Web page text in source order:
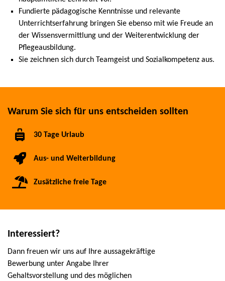
Fundierte pädagogische Kenntnisse und relevante
Unterrichtserfahrung bringen Sie ebenso mit wie Freude an
der Wissensvermittlung und der Weiterentwicklung der
Pflegeausbildung.
Sie zeichnen sich durch Teamgeist und Sozialkompetenz aus.
Warum Sie sich für uns entscheiden sollten
30 Tage Urlaub
Aus- und Weiterbildung
Zusätzliche freie Tage
Interessiert?
Dann freuen wir uns auf Ihre aussagekräftige
Bewerbung unter Angabe Ihrer
Gehaltsvorstellung und des möglichen